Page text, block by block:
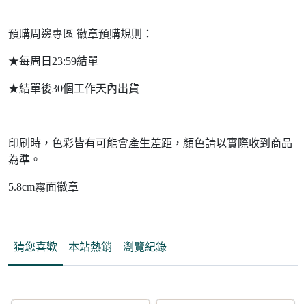
預購周邊專區 徽章預購規則：
★每周日23:59結單
★結單後30個工作天內出貨
印刷時，色彩皆有可能會產生差距，顏色請以實際收到商品
為準。
5.8cm霧面徽章
猜您喜歡 本站熱銷 瀏覽紀錄